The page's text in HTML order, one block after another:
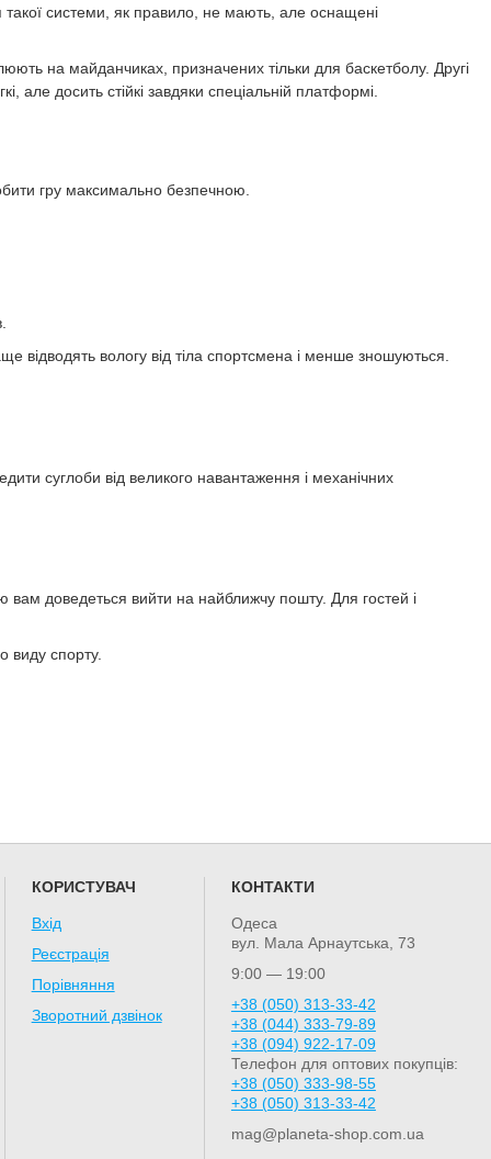
такої системи, як правило, не мають, але оснащені
на майданчиках, призначених тільки для баскетболу. Другі
але досить стійкі завдяки спеціальній платформі.
гру максимально безпечною.
відводять вологу від тіла спортсмена і менше зношуються.
суглоби від великого навантаження і механічних
доведеться вийти на найближчу пошту. Для гостей і
виду спорту.
КОРИСТУВАЧ
Вхід
Реєстрація
Порівняння
Зворотний дзвінок
КОНТАКТИ
Одеса
вул. Мала Арнаутська, 73
9:00 — 19:00
+38 (050) 313-33-42
+38 (044) 333-79-89
+38 (094) 922-17-09
Телефон для оптових покупців:
+38 (050) 333-98-55
+38 (050) 313-33-42
mag@planeta-shop.com.ua